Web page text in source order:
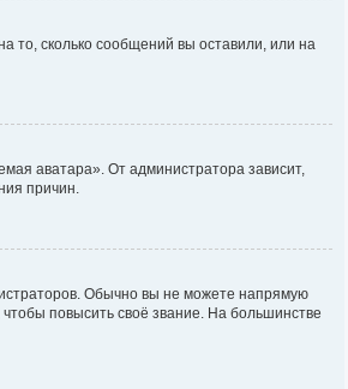
то, сколько сообщений вы оставили, или на
аватара». От администратора зависит,
причин.
Обычно вы не можете напрямую
повысить своё звание. На большинстве